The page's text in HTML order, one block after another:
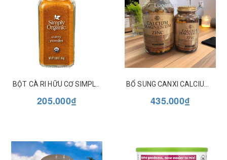
BỘT CÀ RI HỮU CƠ SIMPLY ORGANIC CURRY POWDER
205.000₫ 435.000₫